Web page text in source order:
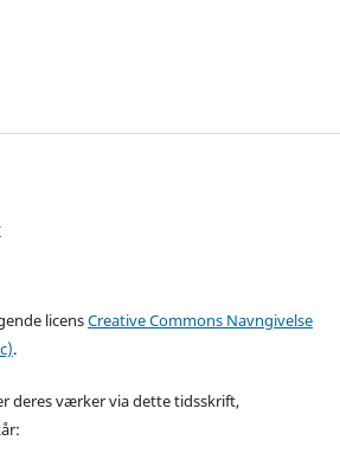
licensCreative Commons Navngivelse
.
deres værker via dette tidsskrift,